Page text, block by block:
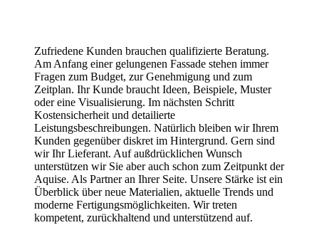
Zufriedene Kunden brauchen qualifizierte Beratung.
Am Anfang einer gelungenen Fassade stehen immer
Fragen zum Budget, zur Genehmigung und zum
Zeitplan. Ihr Kunde braucht Ideen, Beispiele, Muster
oder eine Visualisierung. Im nächsten Schritt
Kostensicherheit und detailierte
Leistungsbeschreibungen. Natürlich bleiben wir Ihrem
Kunden gegenüber diskret im Hintergrund. Gern sind
wir Ihr Lieferant. Auf außdrücklichen Wunsch
unterstützen wir Sie aber auch schon zum Zeitpunkt der
Aquise. Als Partner an Ihrer Seite. Unsere Stärke ist ein
Überblick über neue Materialien, aktuelle Trends und
moderne Fertigungsmöglichkeiten. Wir treten
kompetent, zurückhaltend und unterstützend auf.